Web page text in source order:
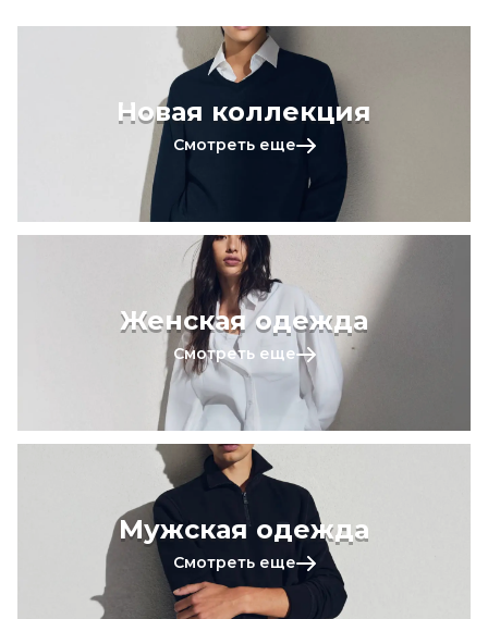
Новая коллекция
Смотреть еще
Женская одежда
Смотреть еще
Мужская одежда
Смотреть еще